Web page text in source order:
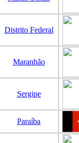
Distrito Federal
Maranhão
Sergipe
Paraíba